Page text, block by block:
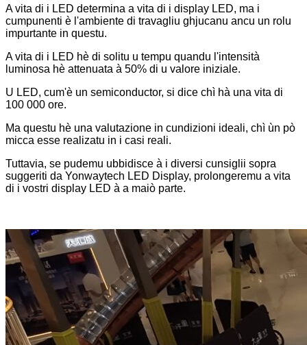
A vita di i LED determina a vita di i display LED, ma i
cumpunenti è l'ambiente di travagliu ghjucanu ancu un rolu
impurtante in questu.
A vita di i LED hè di solitu u tempu quandu l'intensità
luminosa hè attenuata à 50% di u valore iniziale.
U LED, cum'è un semiconductor, si dice chì hà una vita di
100 000 ore.
Ma questu hè una valutazione in cundizioni ideali, chì ùn pò
micca esse realizatu in i casi reali.
Tuttavia, se pudemu ubbidisce à i diversi cunsiglii sopra
suggeriti da Yonwaytech LED Display, prolongeremu a vita
di i vostri display LED à a maiò parte.